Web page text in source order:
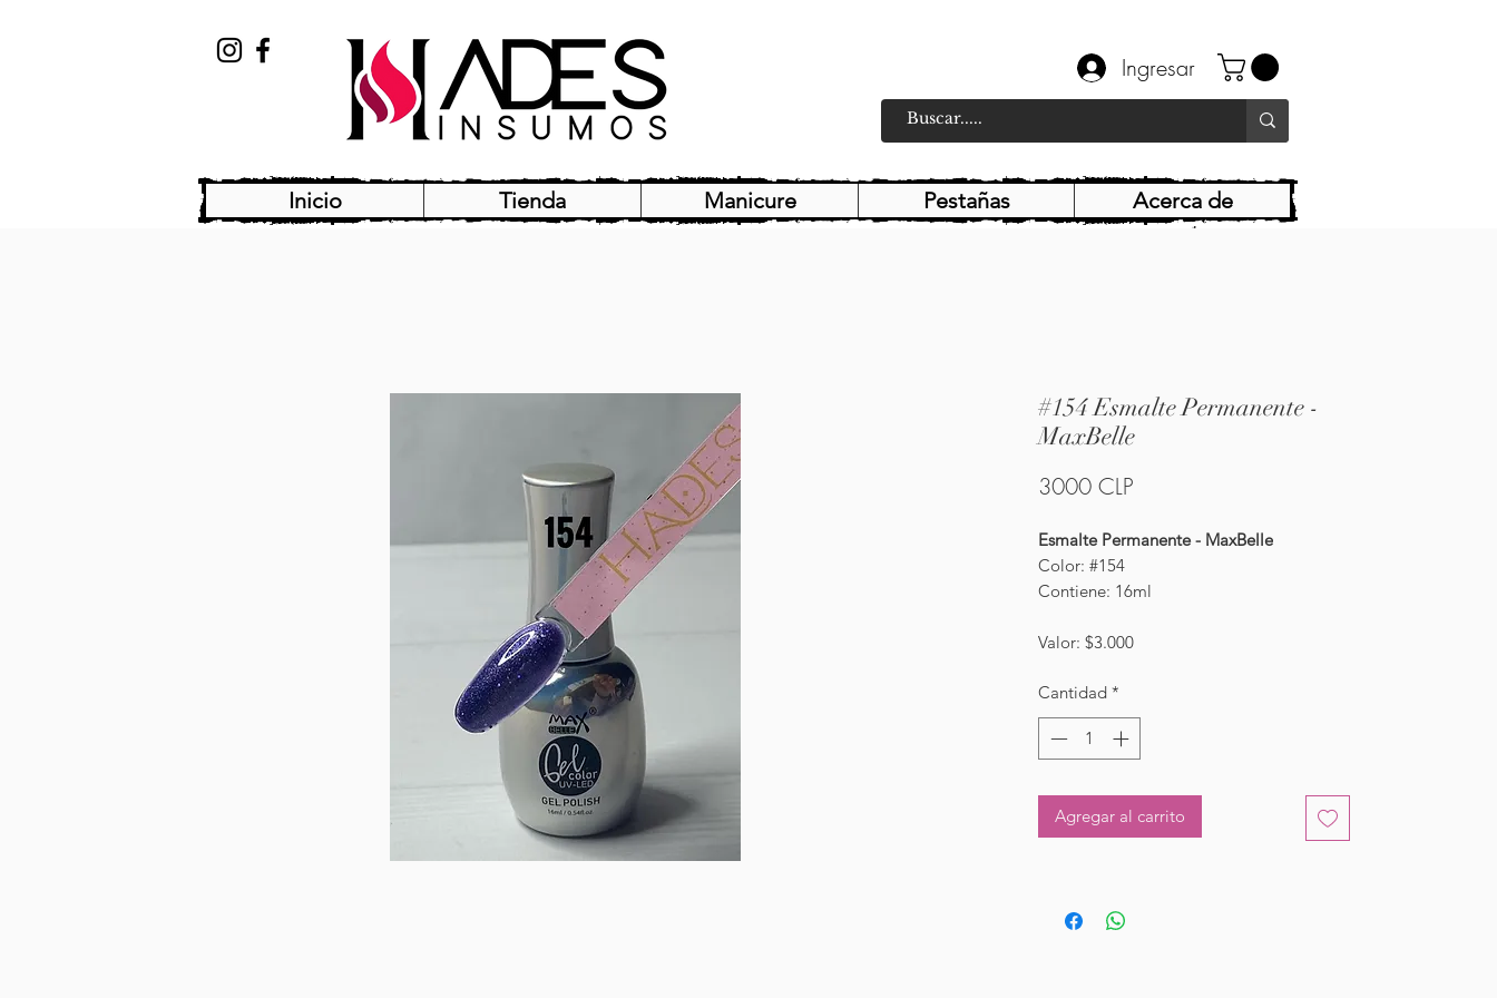
Ingresar
Inicio Tienda Manicure Pestañas Acerca de
#154 Esmalte Permanente -
MaxBelle
3000 CLPPrecio
Esmalte Permanente - MaxBelle
Color: #154
Contiene: 16ml
Valor: $3.000
Cantidad *
Agregar al carrito